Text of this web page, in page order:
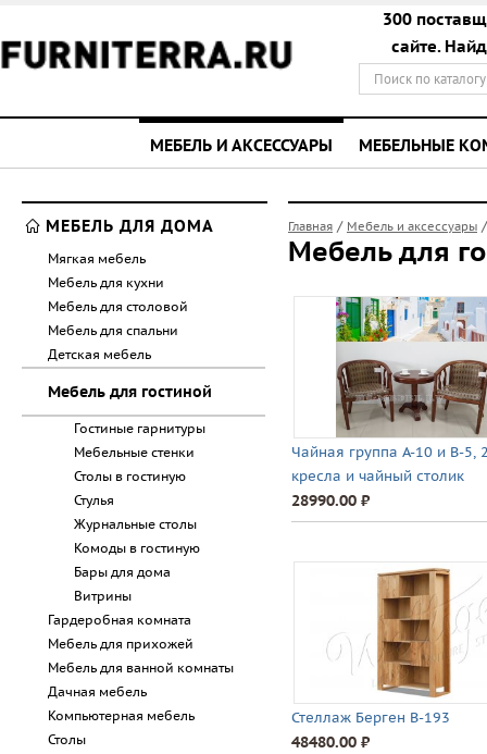
300
сайте.
МЕБЕЛЬ И АКСЕССУАРЫ МЕБЕЛЬНЫЕ
Главная / Мебель и аксессуары
Мебель для
Чайная группа А-10 и В-5,
кресла и чайный столик
28990.00 ⃏
Стеллаж Берген В-193
48480.00 ⃏
МЕБЕЛЬ ДЛЯ ДОМА
Мягкая мебель
Мебель для кухни
Мебель для столовой
Мебель для спальни
Детская мебель
Мебель для гостиной
Гостиные гарнитуры
Мебельные стенки
Столы в гостиную
Стулья
Журнальные столы
Комоды в гостиную
Бары для дома
Витрины
Гардеробная комната
Мебель для прихожей
Мебель для ванной комнаты
Дачная мебель
Компьютерная мебель
Столы